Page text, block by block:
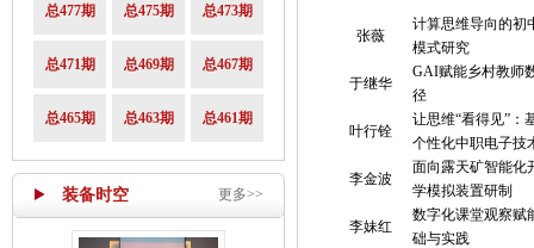
总477期 总475期 总473期
总471期 总469期 总467期
总465期 总463期 总461期
装备时空 更多>>
张薇
计算思维导向的初
模式研究
于继华
GAI赋能乡村教师
径
叶行铨
让思维“看得见”：
个性化中职电子技
李金波
面向露天矿智能化
学模拟装置研制
李妹红
数字化课堂观察赋
础与实践